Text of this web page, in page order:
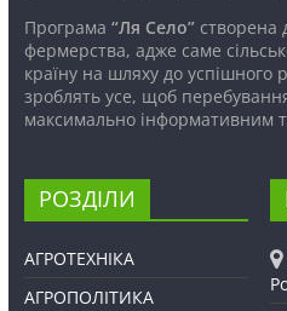
Програма “Ля Село”створена
фермерства, адже саме
країну на шляху до успішного
зроблять усе, щоб
максимально інформативним
РОЗДІЛИ
АГРОТЕХНІКА
АГРОПОЛІТИКА